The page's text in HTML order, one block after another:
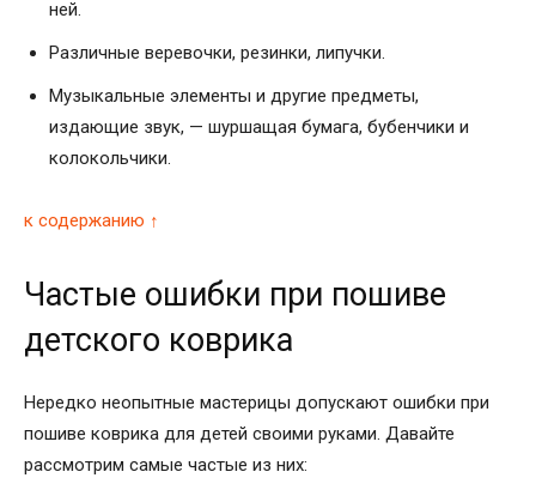
ней.
Различные веревочки, резинки, липучки.
Музыкальные элементы и другие предметы,
издающие звук, — шуршащая бумага, бубенчики и
колокольчики.
к содержанию ↑
Частые ошибки при пошиве
детского коврика
Нередко неопытные мастерицы допускают ошибки при
пошиве коврика для детей своими руками. Давайте
рассмотрим самые частые из них: